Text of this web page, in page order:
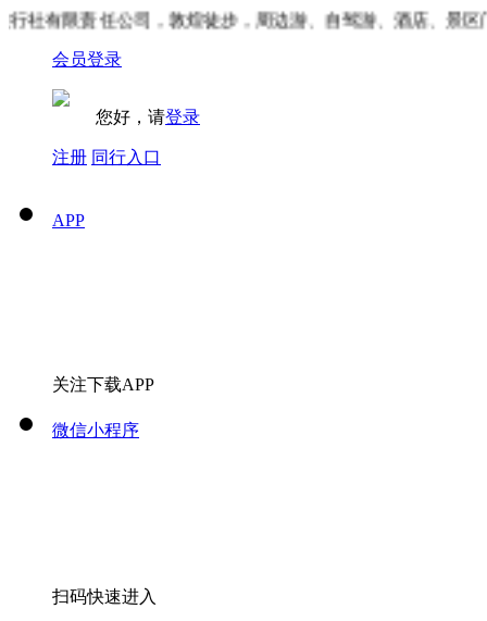
有限责任公司，敦煌徒步，周边游、自驾游、酒店、景区门
会员登录
您好，请登录
注册 同行入口
APP
关注下载APP
微信小程序
扫码快速进入